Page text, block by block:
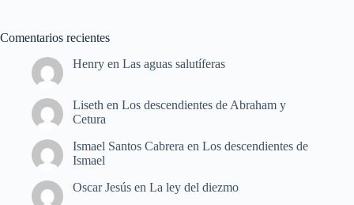
Comentarios recientes
Henry en Las aguas salutíferas
Liseth en Los descendientes de Abraham y
Cetura
Ismael Santos Cabrera en Los descendientes de
Ismael
Oscar Jesús en La ley del diezmo